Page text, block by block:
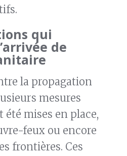
qui
de
la propagation
mesures
mises en place,
feux ou encore
frontières. Ces